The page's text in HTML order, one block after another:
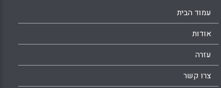
עמוד הבית
אודות
עזרה
צרו קשר